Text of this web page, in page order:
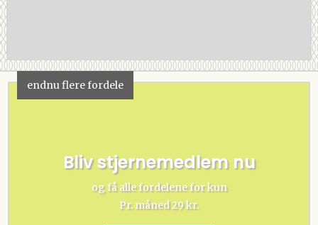
endnu flere fordele
Bliv stjernemedlem nu
og få alle fordelene for kun
Pr. måned 29 kr.